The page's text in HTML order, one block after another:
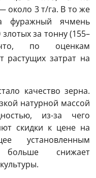
около 3 т/га. В то же
фуражный ячмень
за тонну (155–
по оценкам
растущих затрат на
качество зерна.
натурной массой
из-за чего
скидки к цене на
установленным
снижает